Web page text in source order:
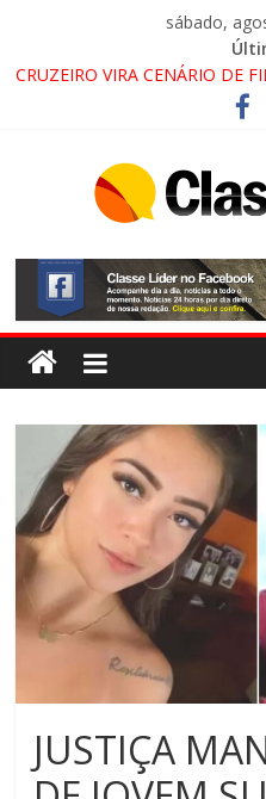
sábado,
CRUZEIRO VIRA CENÁRIO DE
PROMOTOR DO GAECO
ACESSO À APARECIDA NA
ALTERNATIVAS
LORENA,
PELA FÁBRICA DA COCA-COLA!
JUSTIÇA